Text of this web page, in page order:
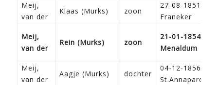
Meij,
van der
Klaas (Murks) zoon
27-08-1851
Franeker
Meij,
van der
Rein (Murks) zoon
21-01-1854
Menaldum
Meij,
van der
Aagje (Murks) dochter
04-12-1856
St.Annaparochie